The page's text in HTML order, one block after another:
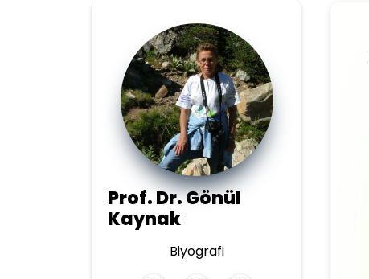
Prof. Dr. Gönül
Kaynak
Biyografi